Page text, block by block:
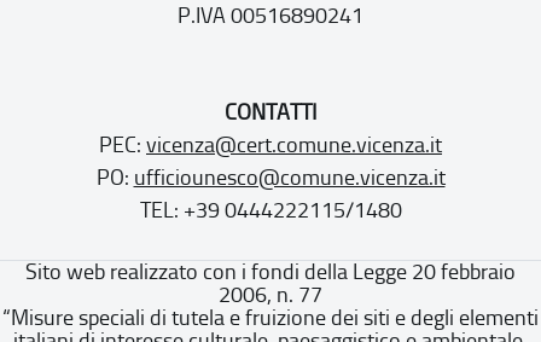
P.IVA 00516890241
CONTATTI
PEC: vicenza@cert.comune.vicenza.it
PO: ufficiounesco@comune.vicenza.it
TEL: +39 0444222115/1480
Sito web realizzato con i fondi della Legge 20 febbraio
2006, n. 77
“Misure speciali di tutela e fruizione dei siti e degli elementi